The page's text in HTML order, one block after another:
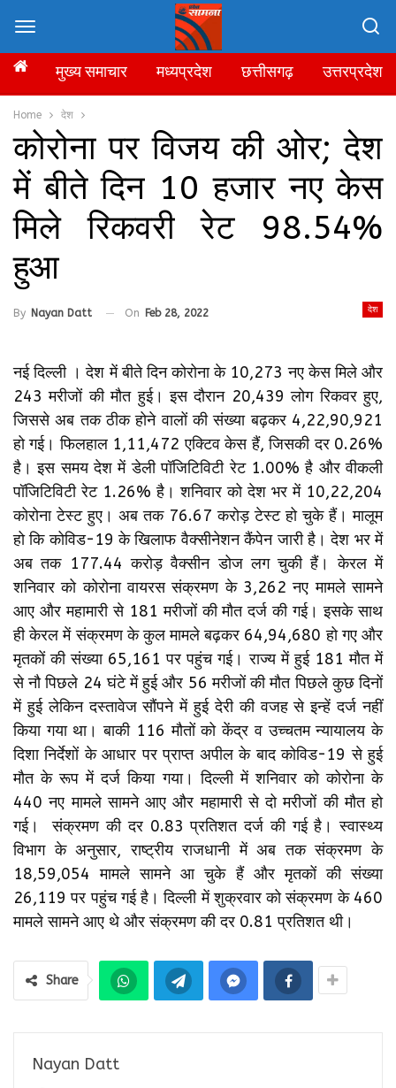
Home देश
कोरोना पर विजय की ओर; देश
में बीते दिन 10 हजार नए केस
मिले रिकवरी रेट 98.54%
हुआ
देश
By Nayan Datt On Feb 28, 2022
नई दिल्ली । देश में बीते दिन कोरोना के 10,273 नए केस मिले और
243 मरीजों की मौत हुई। इस दौरान 20,439 लोग रिकवर हुए,
जिससे अब तक ठीक होने वालों की संख्या बढ़कर 4,22,90,921
हो गई। फिलहाल 1,11,472 एक्टिव केस हैं, जिसकी दर 0.26%
है। इस समय देश में डेली पॉजिटिविटी रेट 1.00% है और वीकली
पॉजिटिविटी रेट 1.26% है। शनिवार को देश भर में 10,22,204
कोरोना टेस्ट हुए। अब तक 76.67 करोड़ टेस्ट हो चुके हैं। मालूम
हो कि कोविड-19 के खिलाफ वैक्सीनेशन कैंपेन जारी है। देश भर में
अब तक 177.44 करोड़ वैक्सीन डोज लग चुकी हैं। केरल में
शनिवार को कोरोना वायरस संक्रमण के 3,262 नए मामले सामने
आए और महामारी से 181 मरीजों की मौत दर्ज की गई। इसके साथ
ही केरल में संक्रमण के कुल मामले बढ़कर 64,94,680 हो गए और
मृतकों की संख्या 65,161 पर पहुंच गई। राज्य में हुई 181 मौत में
से नौ पिछले 24 घंटे में हुई और 56 मरीजों की मौत पिछले कुछ दिनों
में हुई लेकिन दस्तावेज सौंपने में हुई देरी की वजह से इन्हें दर्ज नहीं
किया गया था। बाकी 116 मौतों को केंद्र व उच्चतम न्यायालय के
दिशा निर्देशों के आधार पर प्राप्त अपील के बाद कोविड-19 से हुई
मौत के रूप में दर्ज किया गया। दिल्ली में शनिवार को कोरोना के
440 नए मामले सामने आए और महामारी से दो मरीजों की मौत हो
गई। संक्रमण की दर 0.83 प्रतिशत दर्ज की गई है। स्वास्थ्य
विभाग के अनुसार, राष्ट्रीय राजधानी में अब तक संक्रमण के
18,59,054 मामले सामने आ चुके हैं और मृतकों की संख्या
26,119 पर पहुंच गई है। दिल्ली में शुक्रवार को संक्रमण के 460
मामले सामने आए थे और संक्रमण की दर 0.81 प्रतिशत थी।
Share
Nayan Datt
मुख्य समाचार मध्यप्रदेश छत्तीसगढ़ उत्तरप्रदेश